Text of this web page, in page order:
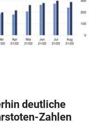
deutliche
Zahlen